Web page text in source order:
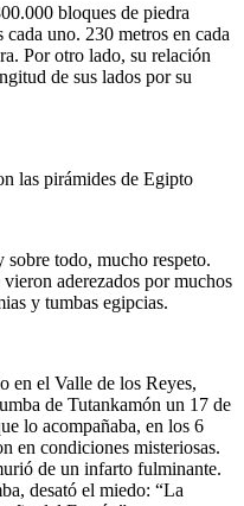
bloques de piedra
uno. 230 metros en cada
Por otro lado, su relación
de sus lados por su
sobre todo, mucho respeto.
aderezados por muchos
y tumbas egipcias.
en el Valle de los Reyes,
de Tutankamón un 17 de
lo acompañaba, en los 6
en condiciones misteriosas.
de un infarto fulminante.
desató el miedo: “La